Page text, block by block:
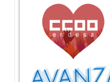
Canarias